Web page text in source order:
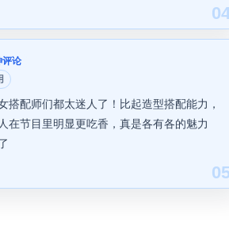
评论
搭配师们都太迷人了！比起造型搭配能力，
在节目里明显更吃香，真是各有各的魅力